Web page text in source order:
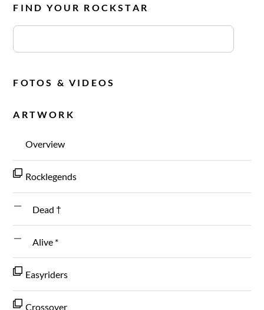
FIND YOUR ROCKSTAR
FOTOS & VIDEOS
ARTWORK
Overview
Rocklegends
Dead †
Alive *
Easyriders
Crossover